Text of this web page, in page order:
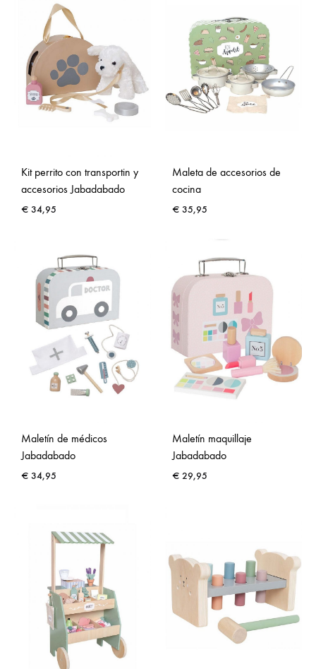
Kit perrito con transportin y
accesorios Jabadabado
€ 34,95
Maleta de accesorios de
cocina
€ 35,95
Maletín de médicos
Jabadabado
€ 34,95
Maletín maquillaje
Jabadabado
€ 29,95